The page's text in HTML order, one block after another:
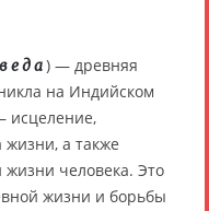
) — древняя
на Индийском
исцеление,
жизни, а также
человека. Это
жизни и борьбы